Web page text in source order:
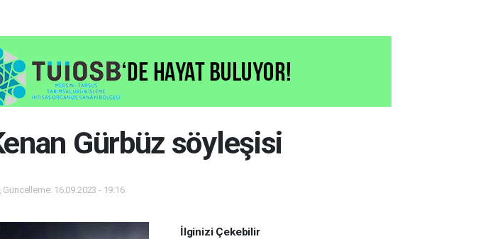
Gürbüz söyleşisi
Güncelleme: 16.09.2023 - 19:16
İlginizi Çekebilir